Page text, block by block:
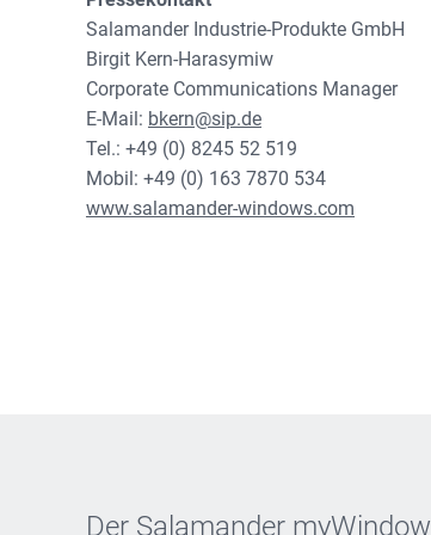
Salamander Industrie-Produkte GmbH
Birgit Kern-Harasymiw
Corporate Communications Manager
E-Mail: bkern@sip.de
Tel.: +49 (0) 8245 52 519
Mobil: +49 (0) 163 7870 534
www.salamander-windows.com
Der Salamander myWindow